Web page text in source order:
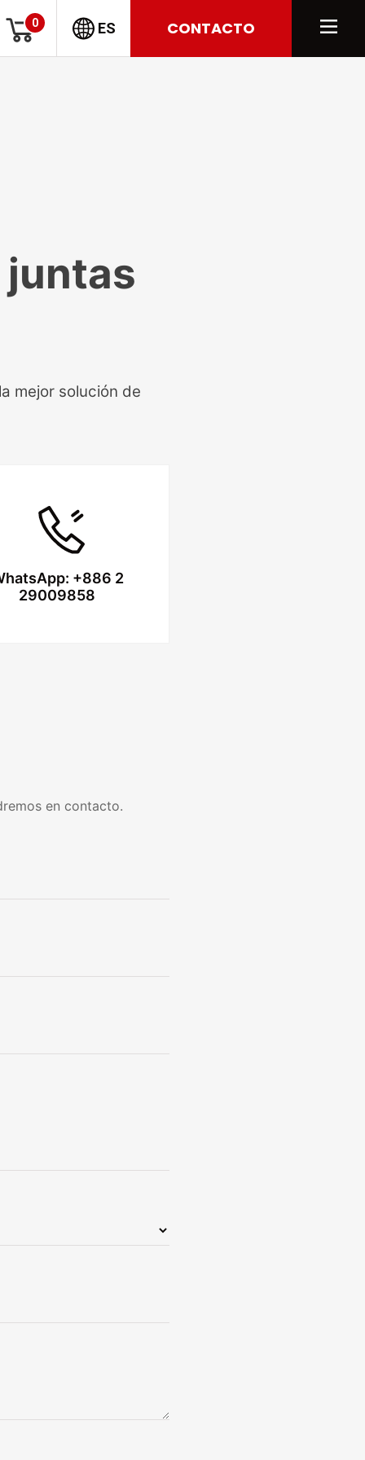
0 ES CONTACTO
mejor solución de
+886 2
29009858
en contacto.